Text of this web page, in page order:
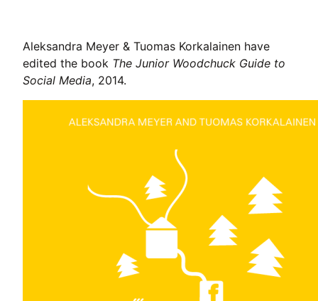
Aleksandra Meyer & Tuomas Korkalainen have
edited the book The Junior Woodchuck Guide to
Social Media, 2014.